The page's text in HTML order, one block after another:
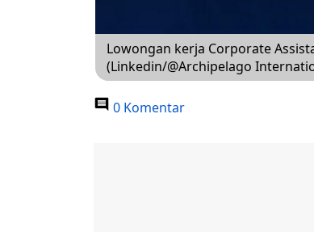
Lowongan kerja Corporate
(Linkedin/@Archipelago
0 Komentar